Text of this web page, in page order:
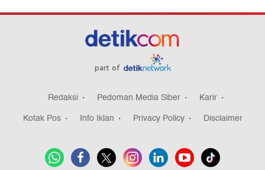
part of
Redaksi Pedoman Media Siber
Karir
Kotak Pos
Info Iklan Privacy Policy Disclaimer